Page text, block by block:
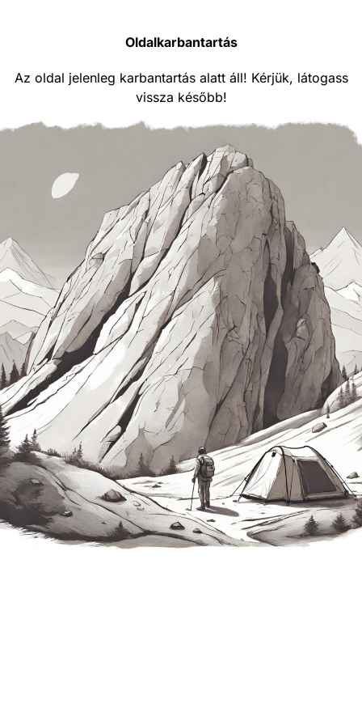
Oldalkarbantartás
Az oldal jelenleg karbantartás alatt áll! Kérjük, látogass
vissza később!